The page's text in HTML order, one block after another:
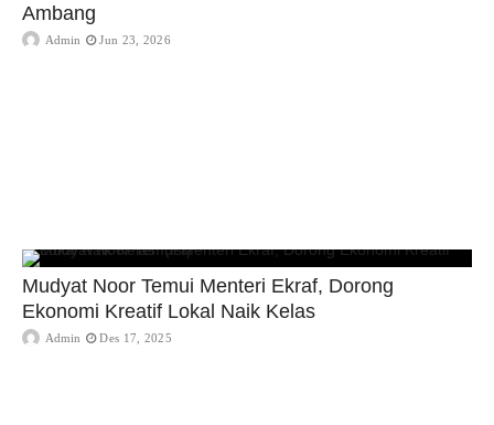
Ambang
Admin Jun 23, 2026
Mudyat Noor Temui Menteri Ekraf, Dorong
Ekonomi Kreatif Lokal Naik Kelas
Admin Des 17, 2025